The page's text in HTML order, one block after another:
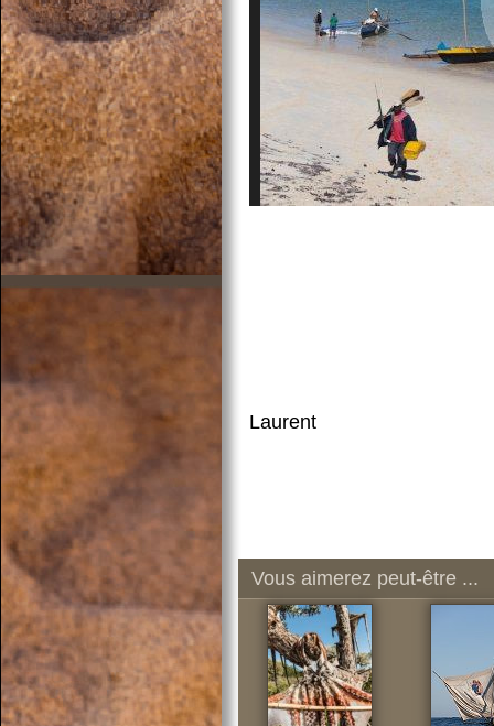
Laurent
Vous aimerez peut-être ...